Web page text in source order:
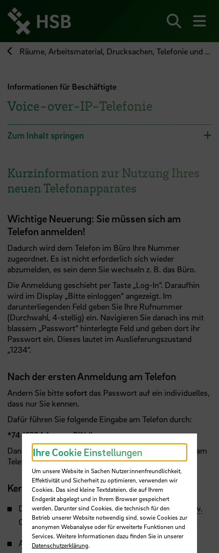
zum
Seiteninhalt
springen
Räume, Arbeitsmaterial, Drucksachen, Telefonie und Post
Informationen für Beschäftigte
Voice-over-IP-Telefonie
Zum Inhalt springen
Kurzinformation zur Nutzung Ihres
neuen Telefonapparates
Wichtige Neuerung: Sie müssen sich am
Telefon anmelden!
Dadurch wird dem Telefon im Büro Ihre Nummer
zugeordnet. Es ist nicht erforderlich sich wieder
abzumelden, es sein denn Sie wechseln z. B. das Büro.
Die Anmeldung geschieht per Taste „Log-In“. Daraufhin
wird im Display „Bitte einloggen“ angezeigt. Im
darunterliegenden Feld geben Sie Ihre Rufnummer
(Durchwahl, 4-stellig) ein. Navigieren Sie danach ins mit
blassem „Passwort“ hinterlegte Feld und geben dort ihr
Passwort ein. Dieses lautet im Auslieferungszustand
„1234“.
Nach der ersten Anmeldung am Telefon
Andern Sie bitte sofort das Passwort auf ein individuelles,
dass nur Sie kennen.
Dafür führen Sie folgende Eingabe am Telefon durch:
*74*1234 *neuen PIN#
Danach erneut mit Rufnummer und neuem Passwort am
Telefon einloggen.
Kernfunktionen
Durchführung interner / externer Telefonate (01
bzw.
02): Rufnummer eingeben, Taste „Wählen“ drücken
Abhören eines bereits eingerichteten
Ihre Cookie Einstellungen
Um unsere Website in Sachen Nutzer:innenfreundlichkeit,
Effektivität und Sicherheit zu optimieren, verwenden wir
Cookies. Das sind kleine Textdateien, die auf Ihrem
Endgerät abgelegt und in Ihrem Browser gespeichert
werden. Darunter sind Cookies, die technisch für den
Betrieb unserer Website notwendig sind, sowie Cookies zur
anonymen Webanalyse oder für erweiterte Funktionen und
Services. Weitere Informationen dazu finden Sie in unserer
Datenschutzerklärung.